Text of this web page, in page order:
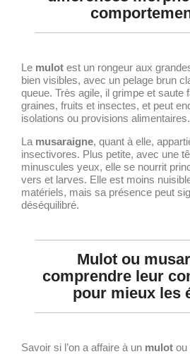
Le mulot est un rongeur aux
bien visibles, avec un pelage brun
queue. Très agile, il grimpe et saute
graines, fruits et insectes, et peut
isolations ou provisions alimentaires.
La musaraigne, quant à elle,
insectivores. Plus petite, avec une
minuscules yeux, elle se nourrit
vers et larves. Elle est moins
matériels, mais sa présence peut
déséquilibré.
Mulot ou
comprendre leur
pour mieux les
Savoir si l’on a affaire à un mulot ou